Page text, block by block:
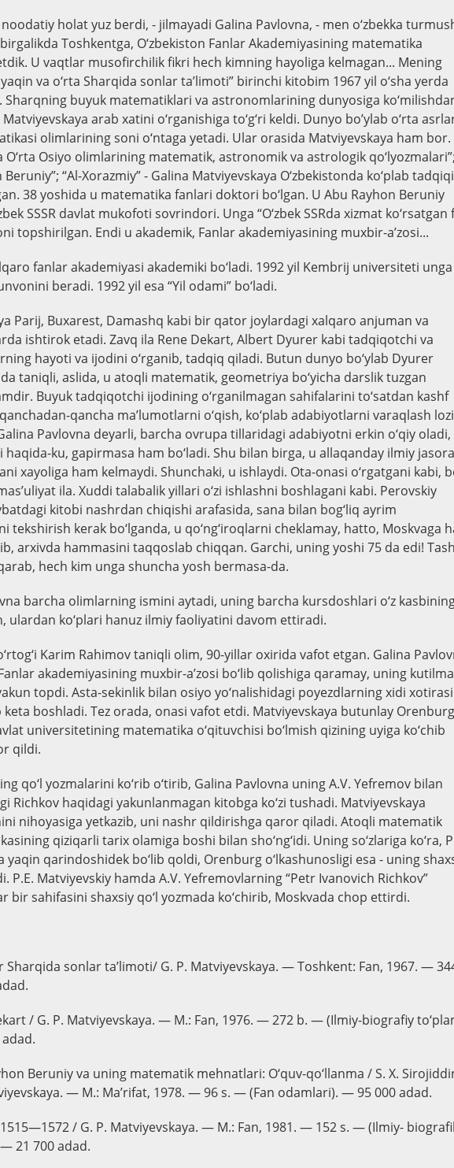
holat yuz berdi, - jilmayadi Galina Pavlovna, - men o‘zbekka
Toshkentga, O‘zbekiston Fanlar Akademiyasining matematika
U vaqtlar musofirchilik fikri hech kimning hayoliga kelmagan... Mening
va o‘rta Sharqida sonlar ta’limoti” birinchi kitobim 1967 yil o‘sha yerda
Sharqning buyuk matematiklari va astronomlarining dunyosiga
arab xatini o‘rganishiga to‘g‘ri keldi. Dunyo bo’ylab o‘rta
olimlarining soni o‘ntaga yetadi. Ular orasida Matviyevskaya ham bor.
O‘rta Osiyo olimlarining matematik, astronomik va astrologik qo‘lyozmalari”;
Beruniy”; “Al-Xorazmiy” - Galina Matviyevskaya O‘zbekistonda ko‘plab
38 yoshida u matematika fanlari doktori bo‘lgan. U Abu Rayhon Beruniy
SSSR davlat mukofoti sovrindori. Unga “O‘zbek SSRda xizmat ko‘rsatgan
topshirilgan. Endi u akademik, Fanlar akademiyasining muxbir-a’zosi...
fanlar akademiyasi akademiki bo‘ladi. 1992 yil Kembrij universiteti unga
beradi. 1992 yil esa “Yil odami” bo‘ladi.
Parij, Buxarest, Damashq kabi bir qator joylardagi xalqaro anjuman va
ishtirok etadi. Zаvq ilа Rene Dekart, Albert Dyurer kabi tadqiqotchi va
hayoti va ijodini o‘rganib, tadqiq qiladi. Butun dunyo bo‘ylab Dyurer
taniqli, aslida, u atoqli matematik, geometriya bo‘yicha darslik tuzgan
Buyuk tadqiqotchi ijodining o‘rganilmagan sahifalarini to‘satdan kashf
qancha ma’lumotlarni o‘qish, ko‘plab adabiyotlarni varaqlash
Pavlovna deyarli, barcha ovrupa tillaridagi adabiyotni erkin o‘qiy oladi,
haqida-ku, gapirmasa ham bo‘ladi. Shu bilan birga, u allaqanday ilmiy
xayoliga ham kelmaydi. Shunchaki, u ishlaydi. Ota-onasi o‘rgatgani kabi,
ila. Xuddi talabalik yillari o‘zi ishlashni boshlagani kabi. Perovskiy
kitobi nashrdan chiqishi arafasida, sana bilan bog‘liq ayrim
tekshirish kerak bo‘lganda, u qo‘ng‘iroqlarni cheklamay, hatto, Moskvaga
arxivda hammasini taqqoslab chiqqan. Garchi, uning yoshi 75 da edi!
hech kim unga shuncha yosh bermasa-da.
barcha olimlarning ismini aytadi, uning barcha kursdoshlari o‘z
ulardan ko‘plari hanuz ilmiy faoliyatini davom ettiradi.
Karim Rahimov taniqli olim, 90-yillar oxirida vafot etgan. Galina
akademiyasining muxbir-a’zosi bo‘lib qolishiga qaramay, uning
topdi. Asta-sekinlik bilan osiyo yo‘nalishidagi poyezdlarning xidi
boshladi. Tez orada, onasi vafot etdi. Matviyevskaya butunlay
universitetining matematika o‘qituvchisi bo‘lmish qizining uyiga ko‘chib
qildi.
qo‘l yozmalarini ko‘rib o‘tirib, Galina Pavlovna uning A.V. Yefremov bilan
Richkov haqidagi yakunlanmagan kitobga ko‘zi tushadi. Matviyevskaya
nihoyasiga yetkazib, uni nashr qildirishga qaror qiladi. Atoqli matematik
qiziqarli tarix olamiga boshi bilan sho‘ng‘idi. Uning so‘zlariga ko‘ra,
yaqin qarindoshidek bo‘lib qoldi, Orenburg o‘lkashunosligi esa - uning
P.E. Matviyevskiy hamda A.V. Yefremovlarning “Petr Ivanovich Richkov”
bir sahifasini shaxsiy qo‘l yozmada ko‘chirib, Moskvada chop ettirdi.
Sharqida sonlar ta’limoti/ G. P. Matviyevskaya. — Toshkent: Fan, 1967. —
/ G. P. Matviyevskaya. — M.: Fan, 1976. — 272 b. — (Ilmiy-biografiy
Beruniy va uning matematik mehnatlari: O‘quv-qo‘llanma / S. X.
— M.: Ma’rifat, 1978. — 96 s. — (Fan odamlari). — 95 000 adad.
1515—1572 / G. P. Matviyevskaya. — M.: Fan, 1981. — 152 s. — (Ilmiy-
21 700 adad.